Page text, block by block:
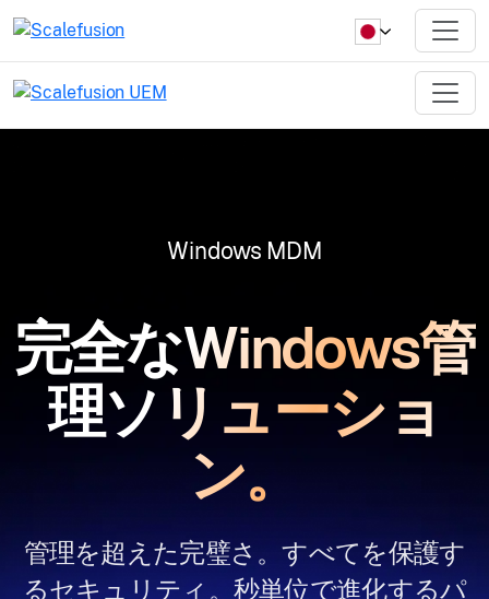
Windows MDM
完全なWindows管
理ソリューショ
ン。
管理を超えた完璧さ。すべてを保護す
るセキュリティ。秒単位で進化するパ